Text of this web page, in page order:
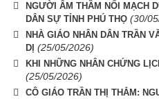
NGƯỜI ÂM THẦM NỐI MẠCH
DÂN SỰ TỈNH PHÚ THỌ (30/
NHÀ GIÁO NHÂN DÂN TRẦN
DỊ (25/05/2026)
KHI NHỮNG NHÂN CHỨNG
(25/05/2026)
CÔ GIÁO TRẦN THỊ THẮM: